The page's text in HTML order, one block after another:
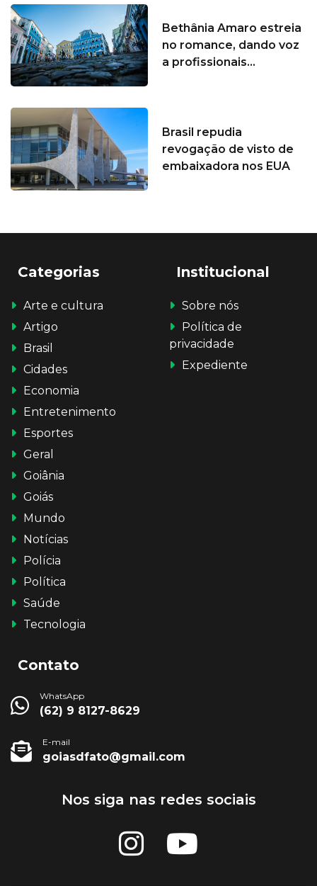
Bethânia Amaro estreia
no romance, dando voz
a profissionais...
Brasil repudia
revogação de visto de
embaixadora nos EUA
Categorias
Arte e cultura
Artigo
Brasil
Cidades
Economia
Entretenimento
Esportes
Geral
Goiânia
Goiás
Mundo
Notícias
Polícia
Política
Saúde
Tecnologia
Institucional
Sobre nós
Política de
privacidade
Expediente
Contato
WhatsApp
(62) 9 8127-8629
E-mail
goiasdfato@gmail.com
Nos siga nas redes sociais